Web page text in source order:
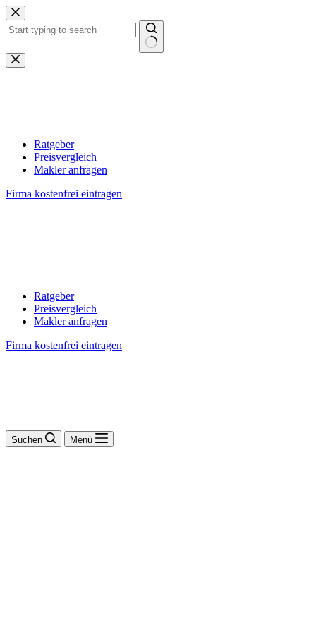
Zum
Inhalt
springen
Keine
Ergebnisse
Ratgeber
Preisvergleich
Makler anfragen
Firma kostenfrei eintragen
Ratgeber
Preisvergleich
Makler anfragen
Firma kostenfrei eintragen
Suchen Menü